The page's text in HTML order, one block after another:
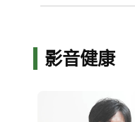
影音健康